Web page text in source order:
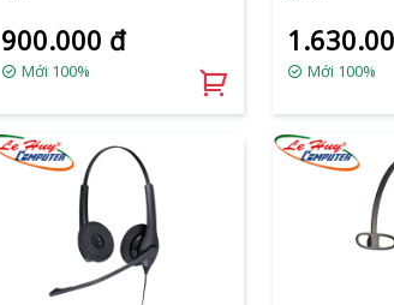
900.000 đ
Mới 100% Mới 100%